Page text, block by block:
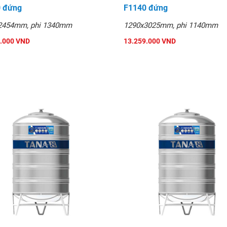
đứng
phi 1340mm
VND
F1140 đứng
1290x3025mm, phi 1140mm
13.259.000 VND